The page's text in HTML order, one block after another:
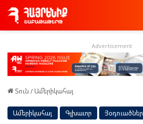
Advertisement
Տուն /Ամերիկահայ
Ամերիկահայ Գլխաւոր Յօդուածներ